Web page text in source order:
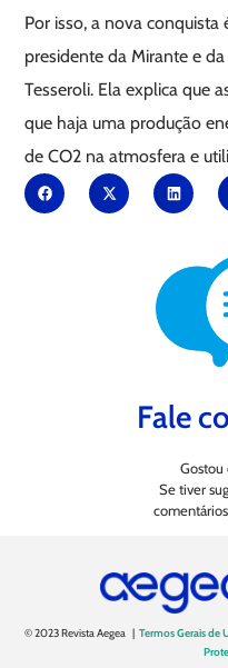
Por isso, a nova
presidente da Mirante e
Tesseroli. Ela explica que
que haja uma produção
de CO2 na atmosfera e
Fale
Gostou
Se tiver
© 2023 Revista Aegea | Termos Gerais de